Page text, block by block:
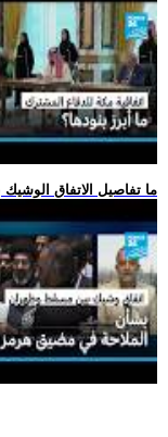
.. ما تفاصيل الاتفاق